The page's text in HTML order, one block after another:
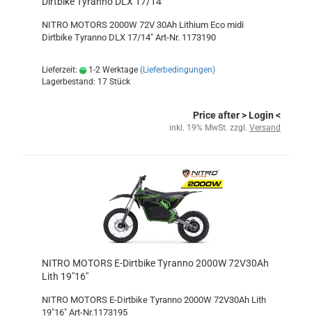
NITRO MOTORS 2000W 72V 30Ah Lithium Eco midi
Dirtbike Tyranno DLX 17/14" Art-Nr. 1173190
Lieferzeit: 1-2 Werktage (Lieferbedingungen)
Lagerbestand: 17 Stück
Price after> Login <
inkl. 19% MwSt. zzgl. Versand
NITRO MOTORS E-Dirtbike Tyranno 2000W 72V30Ah
Lith 19"16"
NITRO MOTORS E-Dirtbike Tyranno 2000W 72V30Ah Lith
19"16" Art-Nr.1173195